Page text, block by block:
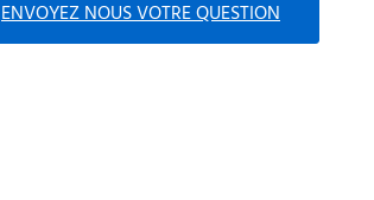
ENVOYEZ NOUS VOTRE QUESTION